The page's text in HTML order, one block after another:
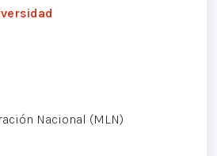
Nacional (MLN)